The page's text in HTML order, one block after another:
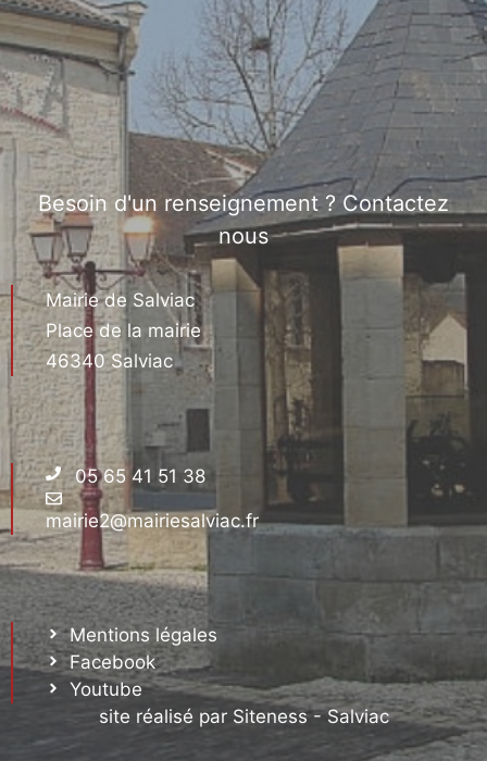
Besoin d'un renseignement ? Contactez
nous
Mairie de Salviac
Place de la mairie
46340 Salviac
05 65 41 51 38
mairie2@mairiesalviac.fr
Mentions légales
Facebook
Youtube
site réalisé par Siteness - Salviac